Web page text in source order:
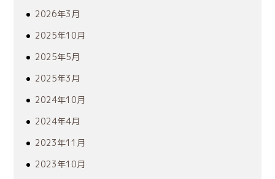
2026年3月
2025年10月
2025年5月
2025年3月
2024年10月
2024年4月
2023年11月
2023年10月